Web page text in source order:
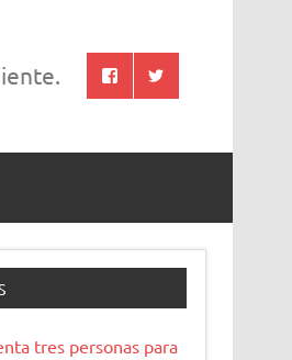
tres personas para